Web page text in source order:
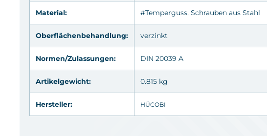
Material: #Temperguss, Schrauben aus Stahl
Oberflächenbehandlung: verzinkt
Normen/Zulassungen: DIN 20039 A
Artikelgewicht: 0.815 kg
Hersteller: HÜCOBI